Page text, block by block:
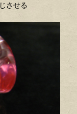
させる